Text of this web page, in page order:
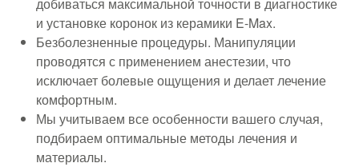
и установке коронок из керамики E-Max.
Безболезненные процедуры. Манипуляции
проводятся с применением анестезии, что
исключает болевые ощущения и делает лечение
комфортным.
Мы учитываем все особенности вашего случая,
подбираем оптимальные методы лечения и
материалы.